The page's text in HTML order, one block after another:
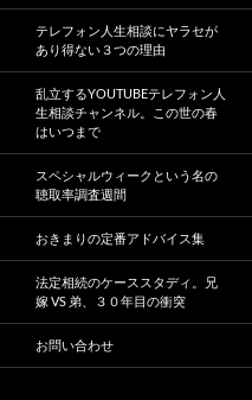
テレフォン人生相談にヤラセが
あり得ない３つの理由
乱立するYOUTUBEテレフォン人
生相談チャンネル。この世の春
はいつまで
スペシャルウィークという名の
聴取率調査週間
おきまりの定番アドバイス集
法定相続のケーススタディ。兄
嫁 VS 弟、３０年目の衝突
お問い合わせ